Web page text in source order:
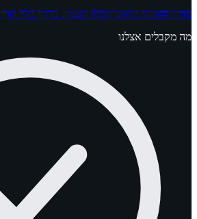
מחירוןהזמנה מקוונתקבלו הצעה, בדרך כלל תוך 24 שעות
מה מקבלים אצלנו